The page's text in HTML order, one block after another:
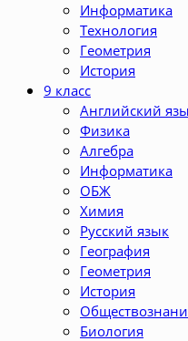
Информатика
Технология
Геометрия
История
9 класс
Английский
Физика
Алгебра
Информатика
ОБЖ
Химия
Русский язык
География
Геометрия
История
Биология